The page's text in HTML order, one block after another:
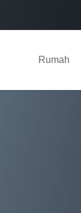
Rumah